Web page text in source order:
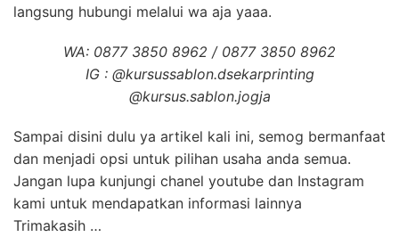
langsung hubungi melalui wa aja yaaa.
WA: 0877 3850 8962 / 0877 3850 8962
IG : @kursussablon.dsekarprinting
@kursus.sablon.jogja
Sampai disini dulu ya artikel kali ini, semog bermanfaat
dan menjadi opsi untuk pilihan usaha anda semua.
Jangan lupa kunjungi chanel youtube dan Instagram
kami untuk mendapatkan informasi lainnya
Trimakasih …